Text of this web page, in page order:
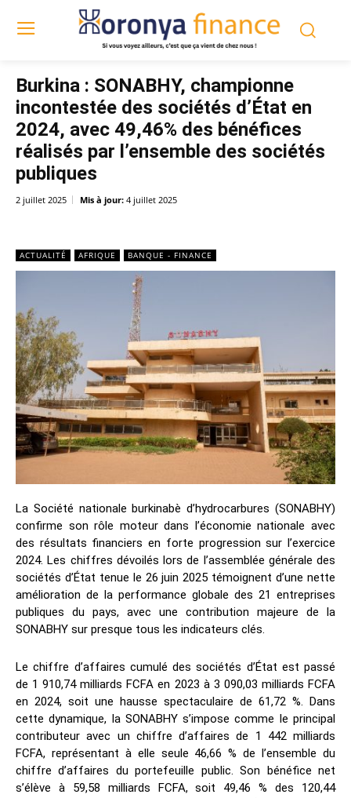
Burkina : SONABHY, championne
incontestée des sociétés d’État en
2024, avec 49,46% des bénéfices
réalisés par l’ensemble des sociétés
publiques
2 juillet 2025 Mis à jour: 4 juillet 2025
ACTUALITÉ AFRIQUE BANQUE - FINANCE
La Société nationale burkinabè d’hydrocarbures (SONABHY)
confirme son rôle moteur dans l’économie nationale avec
des résultats financiers en forte progression sur l’exercice
2024. Les chiffres dévoilés lors de l’assemblée générale des
sociétés d’État tenue le 26 juin 2025 témoignent d’une nette
amélioration de la performance globale des 21 entreprises
publiques du pays, avec une contribution majeure de la
SONABHY sur presque tous les indicateurs clés.
Le chiffre d’affaires cumulé des sociétés d’État est passé
de 1 910,74 milliards FCFA en 2023 à 3 090,03 milliards FCFA
en 2024, soit une hausse spectaculaire de 61,72 %. Dans
cette dynamique, la SONABHY s’impose comme le principal
contributeur avec un chiffre d’affaires de 1 442 milliards
FCFA, représentant à elle seule 46,66 % de l’ensemble du
chiffre d’affaires du portefeuille public. Son bénéfice net
s’élève à 59,58 milliards FCFA, soit 49,46 % des 120,44